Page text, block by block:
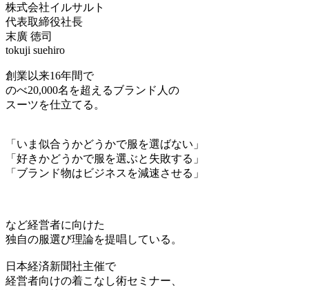
株式会社イルサルト
代表取締役社長
末廣 徳司
tokuji suehiro
創業以来16年間で
のべ20,000名を超えるブランド人の
スーツを仕立てる。
「いま似合うかどうかで服を選ばない」
「好きかどうかで服を選ぶと失敗する」
「ブランド物はビジネスを減速させる」
など経営者に向けた
独自の服選び理論を提唱している。
日本経済新聞社主催で
経営者向けの着こなし術セミナー、